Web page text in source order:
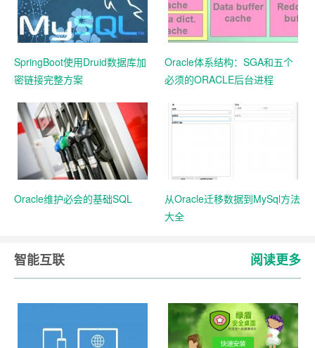
SpringBoot使用Druid数据库加
密链接完整方案
Oracle体系结构：SGA和五个
必须的ORACLE后台进程
Oracle维护必会的基础SQL
从Oracle迁移数据到MySql方法
大全
智能互联 阅读更多